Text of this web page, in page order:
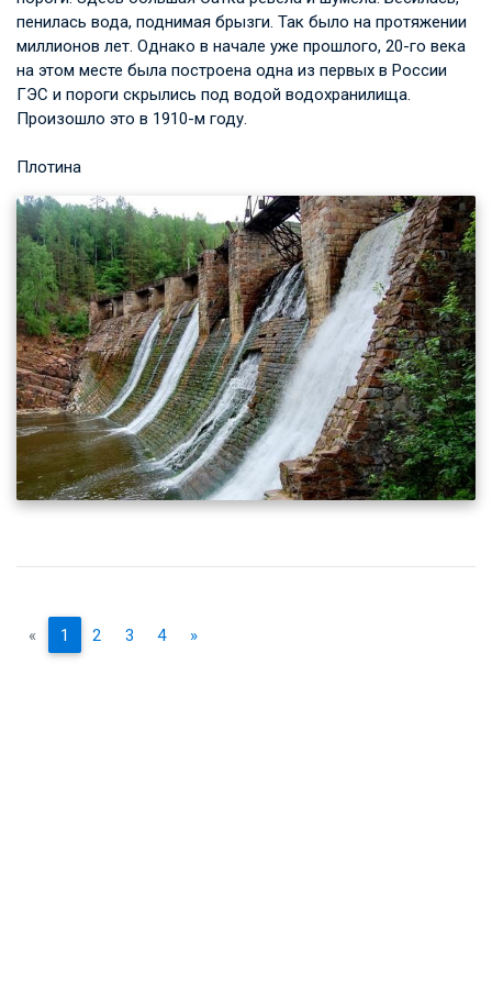
пенилась вода, поднимая брызги. Так было на протяжении
миллионов лет. Однако в начале уже прошлого, 20-го века
на этом месте была построена одна из первых в России
ГЭС и пороги скрылись под водой водохранилища.
Произошло это в 1910-м году.
Плотина
« 1 2 3 4 »